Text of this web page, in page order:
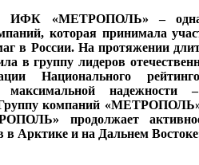
ИФК «МЕТРОПОЛЬ» –
которая принимала
в России. На протяжении
группу лидеров
Национального
максимальной
Группу компаний «МЕТРОПОЛЬ»
продолжает активное
в Арктике и на Дальнем